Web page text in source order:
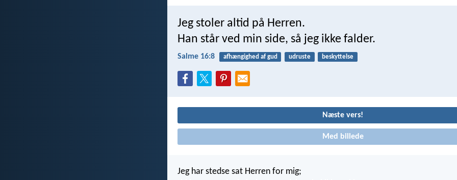
Jeg stoler altid på Herren.
Han står ved min side, så jeg ikke falder.
Salme 16:8 afhængighed af gud udruste beskyttelse
Næste vers!
Med billede
Jeg har stedse sat Herren for mig;